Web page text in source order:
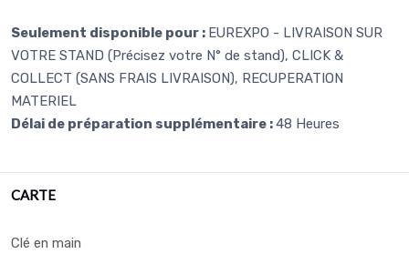
Seulement disponible pour : EUREXPO - LIVRAISON SUR
VOTRE STAND (Précisez votre N° de stand), CLICK &
COLLECT (SANS FRAIS LIVRAISON), RECUPERATION
MATERIEL
Délai de préparation supplémentaire :48 Heures
CARTE
Clé en main